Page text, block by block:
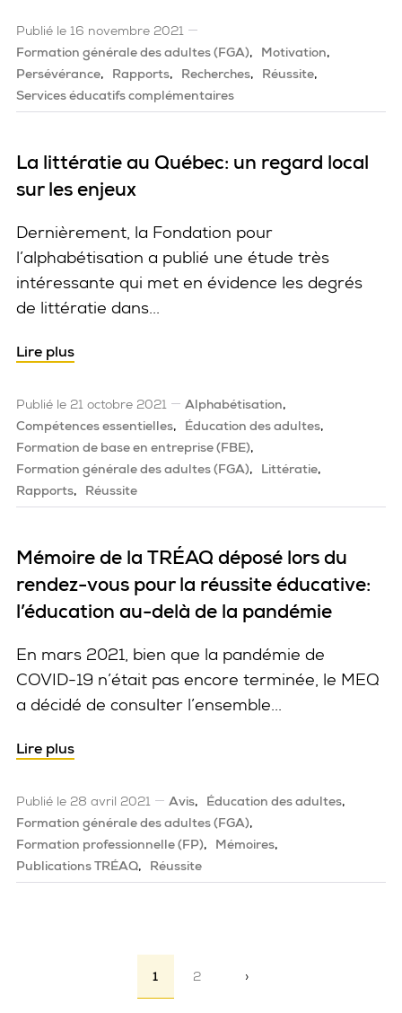
Publié le 16 novembre 2021
Formation générale des adultes (FGA)
Motivation
Persévérance
Rapports Recherches
Réussite
Services éducatifs complémentaires
La littératie au Québec: un regard local
sur les enjeux
Dernièrement, la Fondation pour
l’alphabétisation a publié une étude très
intéressante qui met en évidence les degrés
de littératie dans...
Lire plus
Publié le 21 octobre 2021
Alphabétisation
Compétences essentielles
Éducation des adultes
Formation de base en entreprise (FBE)
Formation générale des adultes (FGA)
Littératie
Rapports
Réussite
Mémoire de la TRÉAQ déposé lors du
rendez-vous pour la réussite éducative:
l’éducation au-delà de la pandémie
En mars 2021, bien que la pandémie de
COVID-19 n’était pas encore terminée, le MEQ
a décidé de consulter l’ensemble...
Lire plus
Publié le 28 avril 2021 Avis
Éducation des adultes
Formation générale des adultes (FGA)
Formation professionnelle (FP)
Mémoires
Publications TRÉAQ
Réussite
Pagination
1 2 ›Page suivante